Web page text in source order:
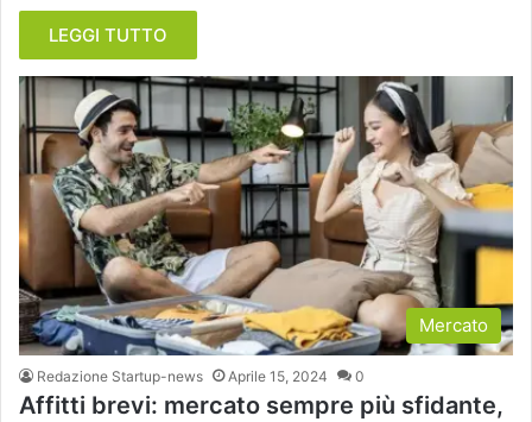
LEGGI TUTTO
Mercato
Redazione Startup-news Aprile 15, 2024 0
Affitti brevi: mercato sempre più sfidante,